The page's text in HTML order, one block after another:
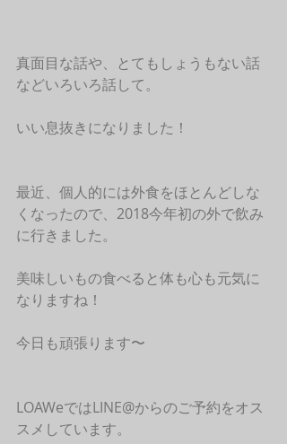
真面目な話や、とてもしょうもない話
などいろいろ話して。
いい息抜きになりました！
最近、個人的には外食をほとんどしな
くなったので、2018今年初の外で飲み
に行きました。
美味しいもの食べると体も心も元気に
なりますね！
今日も頑張ります〜
LOAWeではLINE@からのご予約をオス
スメしています。